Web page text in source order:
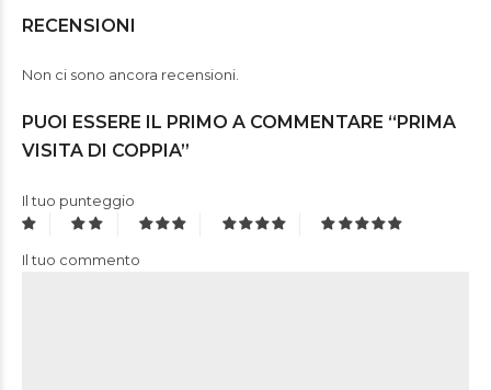
RECENSIONI
Non ci sono ancora recensioni.
PUOI ESSERE IL PRIMO A COMMENTARE “PRIMA
VISITA DI COPPIA”
Il tuo punteggio
Il tuo commento